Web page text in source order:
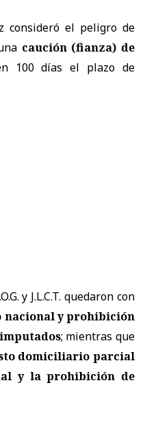
consideró el peligro de
caución (fianza) de
100 días el plazo de
y J.L.C.T. quedaron con
y prohibición
; mientras que
domiciliario parcial
y la prohibición de